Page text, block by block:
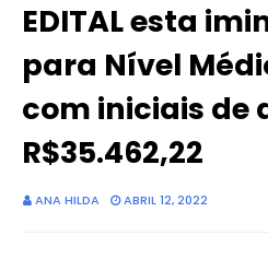
EDITAL esta
para Nível
com iniciais de
R$35.462,22
ANA HILDA ABRIL 12, 2022